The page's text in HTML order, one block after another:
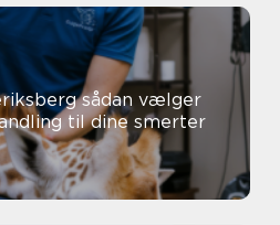
vælger
til dine smerter